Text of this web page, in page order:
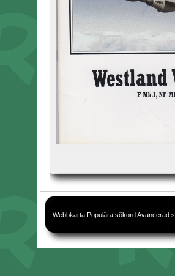
Webbkarta Populära sökordAvancerad